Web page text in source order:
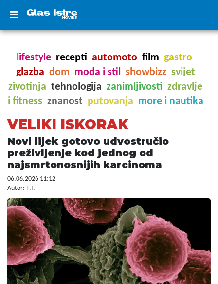
lifestyle recepti automoto film gastro
glazba dom moda i stil showbizz svijet
zivotinja tehnologija zanimljivosti zdravlje
i fitness znanost putovanja more i nautika
VELIKI ISKORAK
Novi lijek gotovo udvostručio
preživljenje kod jednog od
najsmrtonosnijih karcinoma
06.06.2026 11:12
Autor: T.I.